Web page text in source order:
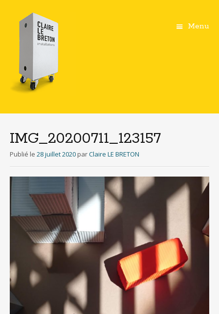
Menu
principal
IMG_20200711_123157
Publié le 28 juillet 2020 parClaire LE BRETON